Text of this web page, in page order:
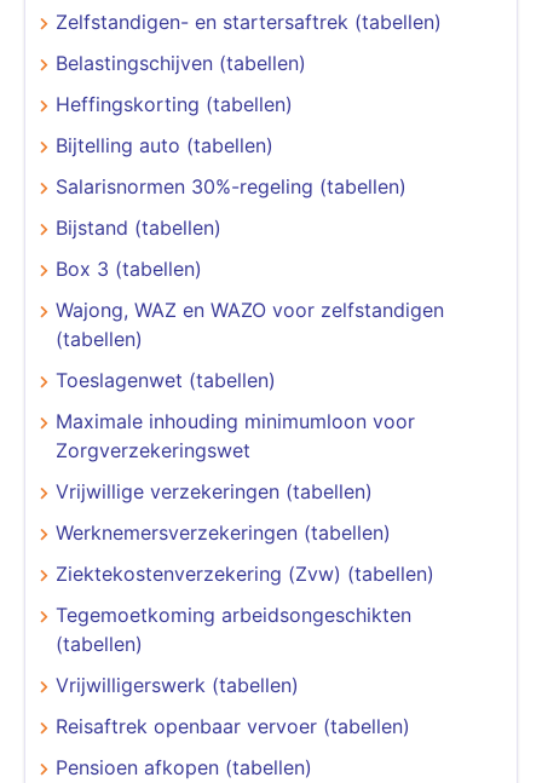
Zelfstandigen- en startersaftrek (tabellen)
Belastingschijven (tabellen)
Heffingskorting (tabellen)
Bijtelling auto (tabellen)
Salarisnormen 30%-regeling (tabellen)
Bijstand (tabellen)
Box 3 (tabellen)
Wajong, WAZ en WAZO voor zelfstandigen
(tabellen)
Toeslagenwet (tabellen)
Maximale inhouding minimumloon voor
Zorgverzekeringswet
Vrijwillige verzekeringen (tabellen)
Werknemersverzekeringen (tabellen)
Ziektekostenverzekering (Zvw) (tabellen)
Tegemoetkoming arbeidsongeschikten
(tabellen)
Vrijwilligerswerk (tabellen)
Reisaftrek openbaar vervoer (tabellen)
Pensioen afkopen (tabellen)